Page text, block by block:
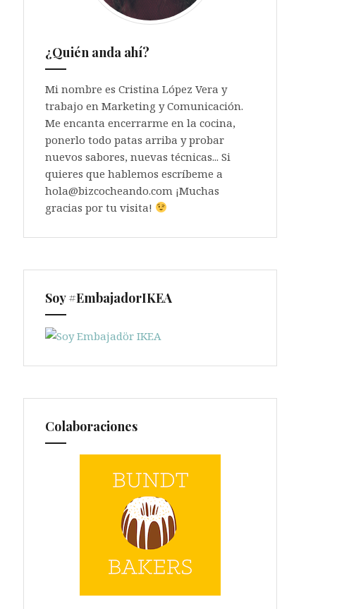
¿Quién anda ahí?
Mi nombre es Cristina López Vera y
trabajo en Marketing y Comunicación.
Me encanta encerrarme en la cocina,
ponerlo todo patas arriba y probar
nuevos sabores, nuevas técnicas... Si
quieres que hablemos escríbeme a
hola@bizcocheando.com ¡Muchas
gracias por tu visita!
Soy #EmbajadorIKEA
Colaboraciones